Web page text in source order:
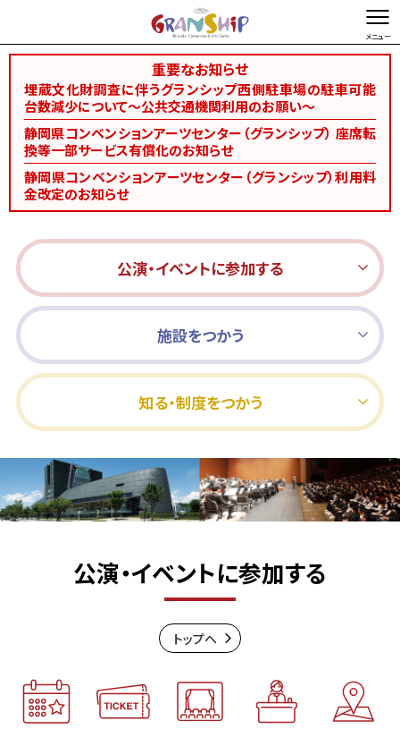
重要なお知らせ
埋蔵文化財調査に伴うグランシップ西側駐車場の駐車可能
台数減少について～公共交通機関利用のお願い～
静岡県コンベンションアーツセンター（グランシップ） 座席転
換等一部サービス有償化のお知らせ
静岡県コンベンションアーツセンター（グランシップ）利用料
金改定のお知らせ
文字を縮小する
文字を拡大する
総合TOP お問い合わせ・ご意見 Foreign language
公演・イベントに参加する
施設をつかう
知る・制度をつかう
公演・イベントに参加する
トップヘ